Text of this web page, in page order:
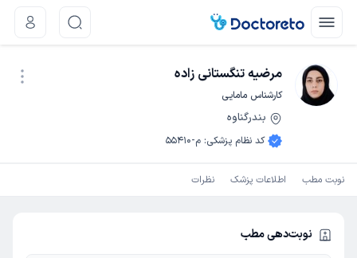
مرضیه تنگستانی زاده
کارشناس مامایی
بندرگناوه
کد نظام پزشکی: م-55410
نوبت مطب اطلاعات پزشک نظرات
نوبت‌دهی مطب